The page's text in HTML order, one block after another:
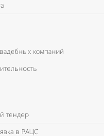
компаний
тендер
в РАЦС